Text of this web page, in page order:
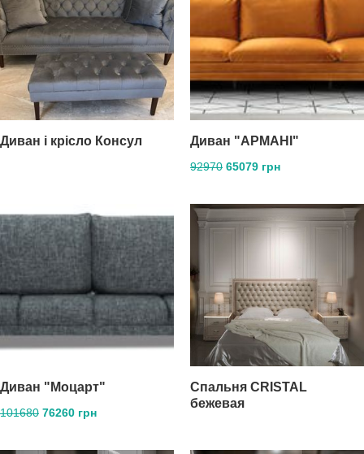
Диван і крісло Консул Диван "АРМАНІ"
92970 65079 грн
Диван "Моцарт"
101680 76260 грн
Спальня CRISTAL
бежевая